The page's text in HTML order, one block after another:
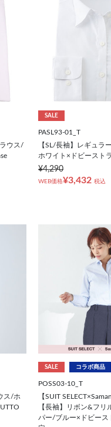
ウス/
SALE
PASL93-01_T
【SL/長袖】レギュラ
ホワイト×ドビースト
¥4,290
WEB価格¥3,432 税込
ス/ホ
SALE コラボ商品
POSS03-10_T
【SUIT
【長袖】リボン&フリ
パー/ブルー×ドビース